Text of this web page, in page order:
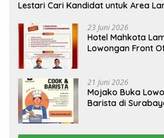
Lestari Cari Kandidat untuk Area
23 Juni 2026
Hotel Mahkota
Lowongan Front
21 Juni 2026
Mojako Buka
Barista di